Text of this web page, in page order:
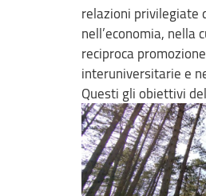
relazioni privilegiate
nell’economia, nella
reciproca
interuniversitarie e
Questi gli obiettivi